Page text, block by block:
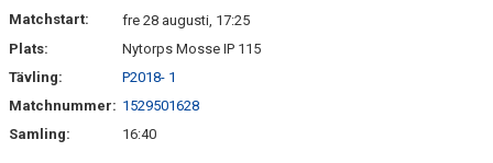
FAQ
Matchstart:
fre 28 augusti, 17:25
Plats:
Nytorps Mosse IP 115
Tävling:
P2018- 1
Matchnummer: 1529501628
Samling:
16:40